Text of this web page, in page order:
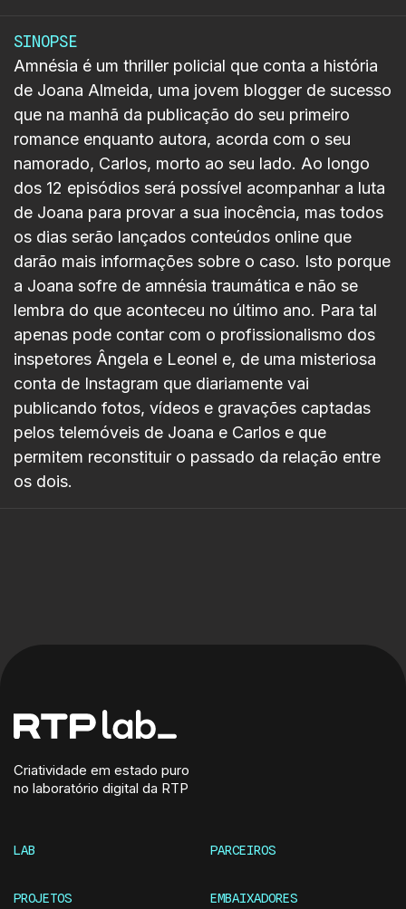
SINOPSE
Amnésia é um thriller policial que conta a história
de Joana Almeida, uma jovem blogger de sucesso
que na manhã da publicação do seu primeiro
romance enquanto autora, acorda com o seu
namorado, Carlos, morto ao seu lado. Ao longo
dos 12 episódios será possível acompanhar a luta
de Joana para provar a sua inocência, mas todos
os dias serão lançados conteúdos online que
darão mais informações sobre o caso. Isto porque
a Joana sofre de amnésia traumática e não se
lembra do que aconteceu no último ano. Para tal
apenas pode contar com o profissionalismo dos
inspetores Ângela e Leonel e, de uma misteriosa
conta de Instagram que diariamente vai
publicando fotos, vídeos e gravações captadas
pelos telemóveis de Joana e Carlos e que
permitem reconstituir o passado da relação entre
os dois.
Criatividade em estado puro
no laboratório digital da RTP
LAB
PROJETOS
PARCEIROS
EMBAIXADORES